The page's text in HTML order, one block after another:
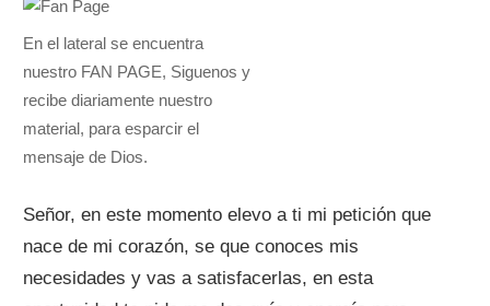
En el lateral se encuentra
nuestro FAN PAGE, Siguenos y
recibe diariamente nuestro
material, para esparcir el
mensaje de Dios.
Señor, en este momento elevo a ti mi petición que
nace de mi corazón, se que conoces mis
necesidades y vas a satisfacerlas, en esta